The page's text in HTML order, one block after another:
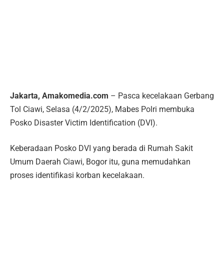
Jakarta, Amakomedia.com – Pasca kecelakaan Gerbang
Tol Ciawi, Selasa (4/2/2025), Mabes Polri membuka
Posko Disaster Victim Identification (DVI).
Keberadaan Posko DVI yang berada di Rumah Sakit
Umum Daerah Ciawi, Bogor itu, guna memudahkan
proses identifikasi korban kecelakaan.